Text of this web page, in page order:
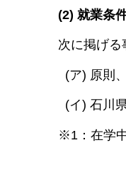
(2) 就業条
次に掲げる
(ア) 原則、
(イ) 石川県
※1：在学